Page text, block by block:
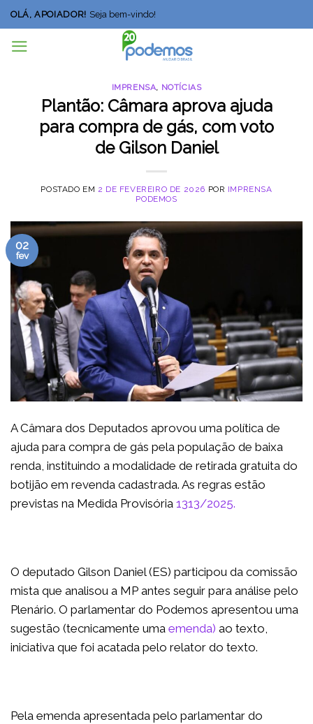
Skip
to
content
OLÁ, APOIADOR! Seja bem-vindo!
IMPRENSA, NOTÍCIAS
Plantão: Câmara aprova ajuda
para compra de gás, com voto
de Gilson Daniel
POSTADO EM 2 DE FEVEREIRO DE 2026 POR IMPRENSA
PODEMOS
02
fev
A Câmara dos Deputados aprovou uma política de
ajuda para compra de gás pela população de baixa
renda, instituindo a modalidade de retirada gratuita do
botijão em revenda cadastrada. As regras estão
previstas na Medida Provisória 1313/2025.
O deputado Gilson Daniel (ES) participou da comissão
mista que analisou a MP antes seguir para análise pelo
Plenário. O parlamentar do Podemos apresentou uma
sugestão (tecnicamente uma emenda) ao texto,
iniciativa que foi acatada pelo relator do texto.
Pela emenda apresentada pelo parlamentar do